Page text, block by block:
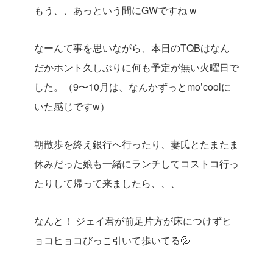
もう、、あっという間にGWですね w
なーんて事を思いながら、本日のTQBはなん
だかホント久しぶりに何も予定が無い火曜日で
した。（9〜10月は、なんかずっとmo’coolに
いた感じですw）
朝散歩を終え銀行へ行ったり、妻氏とたまたま
休みだった娘も一緒にランチしてコストコ行っ
たりして帰って来ましたら、、、
なんと！ ジェイ君が前足片方が床につけずヒ
ョコヒョコびっこ引いて歩いてる💦